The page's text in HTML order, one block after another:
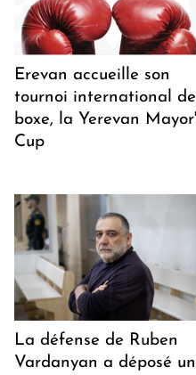
Erevan accueille son
tournoi international de
boxe, la Yerevan
Cup
La défense de Ruben
Vardanyan a déposé